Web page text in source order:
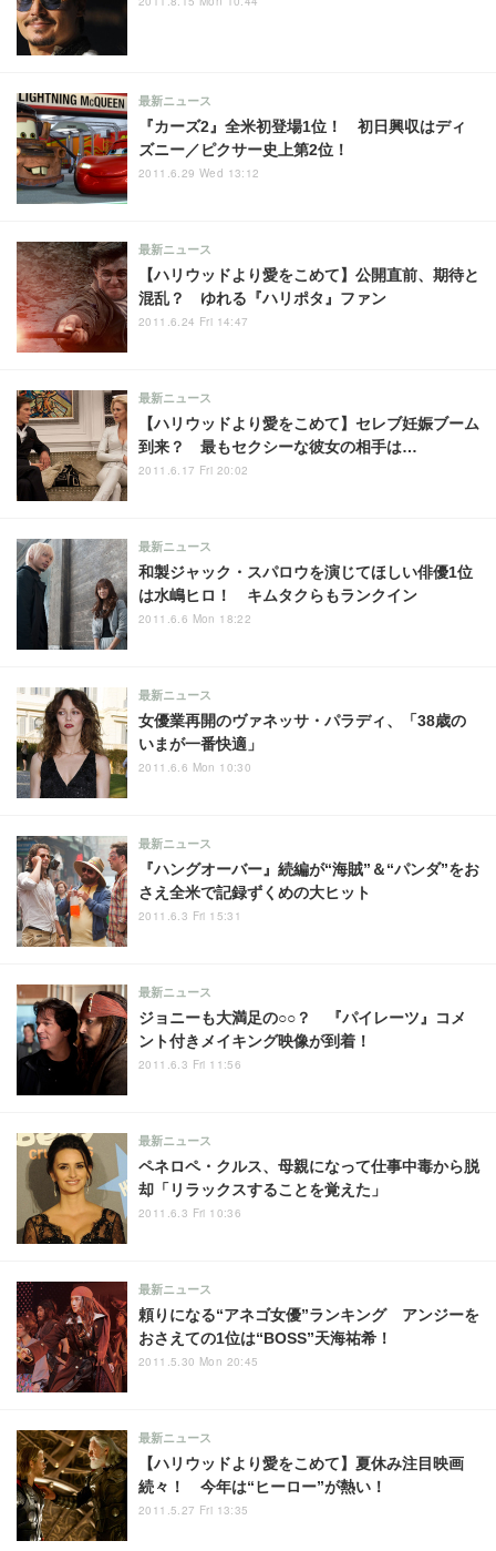
『カーズ2』全米初登場1位！ 初日興収はディ
ズニー／ピクサー史上第2位！
最新ニュース
2011.6.29 Wed 13:12
【ハリウッドより愛をこめて】公開直前、期待と
混乱？ ゆれる『ハリポタ』ファン
最新ニュース
2011.6.24 Fri 14:47
【ハリウッドより愛をこめて】セレブ妊娠ブーム
到来？ 最もセクシーな彼女の相手は…
最新ニュース
2011.6.17 Fri 20:02
和製ジャック・スパロウを演じてほしい俳優1位
は水嶋ヒロ！ キムタクらもランクイン
最新ニュース
2011.6.6 Mon 18:22
女優業再開のヴァネッサ・パラディ、「38歳の
いまが一番快適」
最新ニュース
2011.6.6 Mon 10:30
『ハングオーバー』続編が“海賊”＆“パンダ”をお
さえ全米で記録ずくめの大ヒット
最新ニュース
2011.6.3 Fri 15:31
ジョニーも大満足の○○？ 『パイレーツ』コメ
ント付きメイキング映像が到着！
最新ニュース
2011.6.3 Fri 11:56
ペネロペ・クルス、母親になって仕事中毒から脱
却「リラックスすることを覚えた」
最新ニュース
2011.6.3 Fri 10:36
頼りになる“アネゴ女優”ランキング アンジーを
おさえての1位は“BOSS”天海祐希！
最新ニュース
2011.5.30 Mon 20:45
【ハリウッドより愛をこめて】夏休み注目映画
続々！ 今年は“ヒーロー”が熱い！
最新ニュース
2011.5.27 Fri 13:35